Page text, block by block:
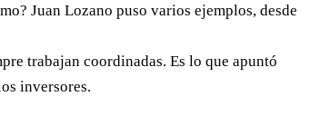
Juan Lozano puso varios ejemplos, desde
trabajan coordinadas. Es lo que apuntó
inversores.